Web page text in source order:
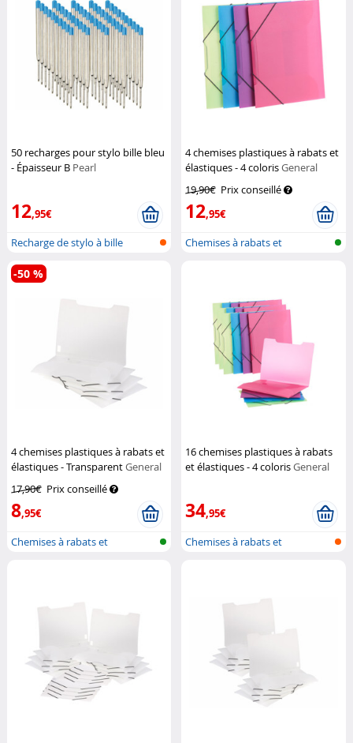
50 recharges pour stylo bille bleu
- Épaisseur B Pearl
12,95€
Recharge de stylo à bille
4 chemises plastiques à rabats et
élastiques - 4 colorisGeneral
19,90€ Prix conseillé
12,95€
Chemises à rabats et
4 chemises plastiques à rabats et
élastiques - TransparentGeneral
17,90€ Prix conseillé
8,95€
-50 %
Chemises à rabats et
16 chemises plastiques à rabats
et élastiques - 4 colorisGeneral
34,95€
Chemises à rabats et